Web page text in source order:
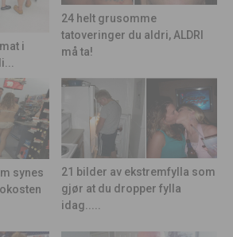
i
24 helt grusomme
tatoveringer du aldri, ALDRI
må ta!
synes
21 bilder av ekstremfylla som
gjør at du dropper fylla
idag.....